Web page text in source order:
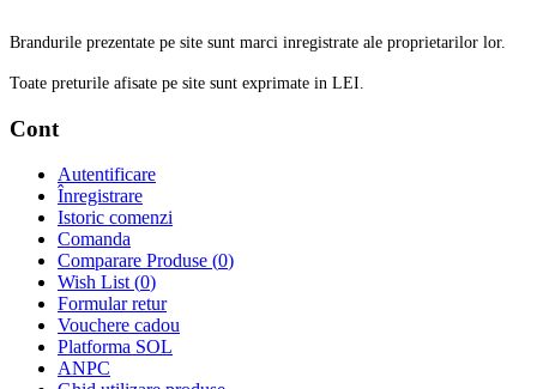
Brandurile prezentate pe site sunt marci inregistrate ale proprietarilor lor.
Toate preturile afisate pe site sunt exprimate in LEI.
Cont
Autentificare
Înregistrare
Istoric comenzi
Comanda
Comparare Produse (0)
Wish List (0)
Formular retur
Vouchere cadou
Platforma SOL
ANPC